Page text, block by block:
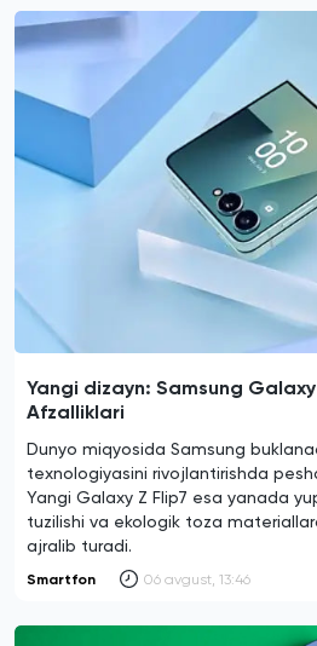
Yangi dizayn: Samsung
Afzalliklari
Dunyo miqyosida Samsung
texnologiyasini rivojlantirishda
Yangi Galaxy Z Flip7 esa yanada
tuzilishi va ekologik toza
ajralib turadi.
Smartfon 06 avgust, 13:46